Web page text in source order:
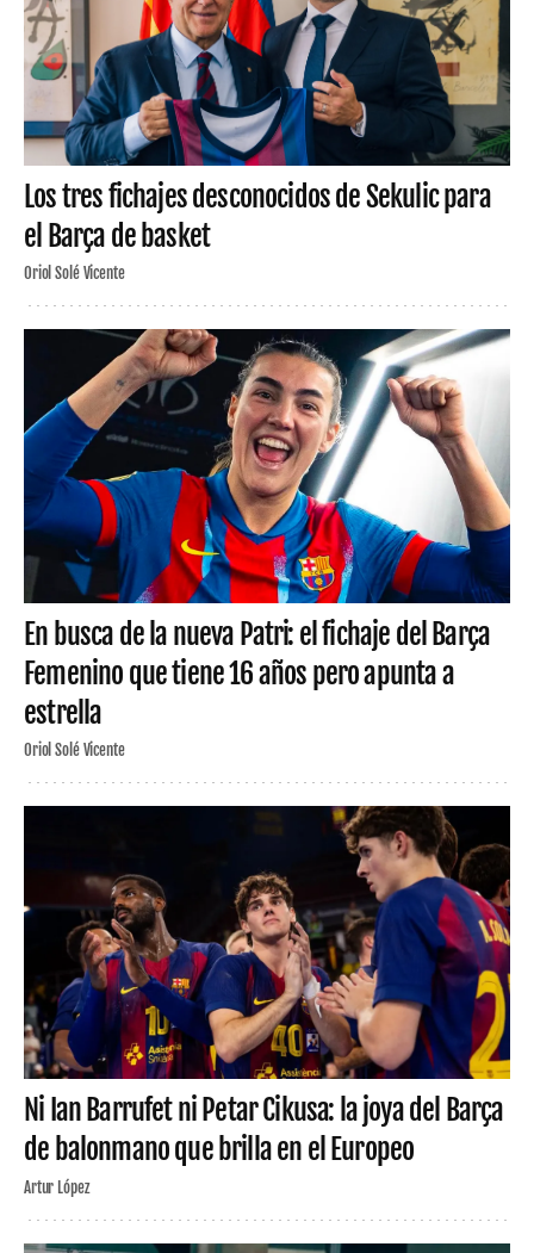
Los tres fichajes desconocidos de Sekulic para
el Barça de basket
Oriol Solé Vicente
En busca de la nueva Patri: el fichaje del Barça
Femenino que tiene 16 años pero apunta a
estrella
Oriol Solé Vicente
Ni Ian Barrufet ni Petar Cikusa: la joya del Barça
de balonmano que brilla en el Europeo
Artur López